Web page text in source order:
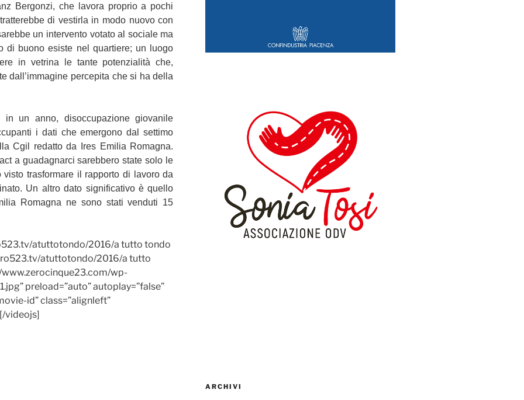
Bergonzi, che lavora proprio a pochi
di vestirla in modo nuovo con
un intervento votato al sociale ma
di buono esiste nel quartiere; un luogo
in vetrina le tante potenzialità che,
dall’immagine percepita che si ha della
un anno, disoccupazione giovanile
i dati che emergono dal settimo
Cgil redatto da Ires Emilia Romagna.
a guadagnarci sarebbero state solo le
trasformare il rapporto di lavoro da
Un altro dato significativo è quello
Romagna ne sono stati venduti 15
atuttotondo/2016/a tutto tondo
atuttotondo/2016/a tutto
wp-
preload=”auto” autoplay=”false”
id” class=”alignleft”
videojs]
ARCHIVI